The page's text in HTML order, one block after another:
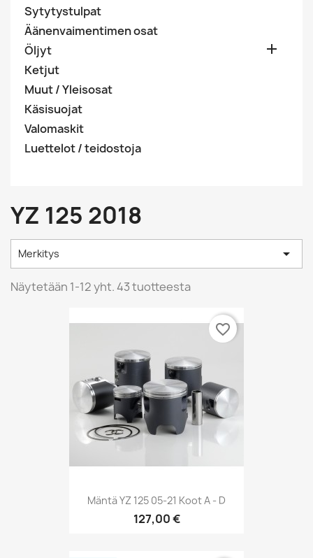
Sytytystulpat
Äänenvaimentimen osat
Öljyt

Ketjut
Muut / Yleisosat
Käsisuojat
Valomaskit
Luettelot / teidostoja
YZ 125 2018
Merkitys 
Näytetään 1-12 yht. 43 tuotteesta
Mäntä YZ 125 05-21 Koot A - D
127,00 €
favorite_border